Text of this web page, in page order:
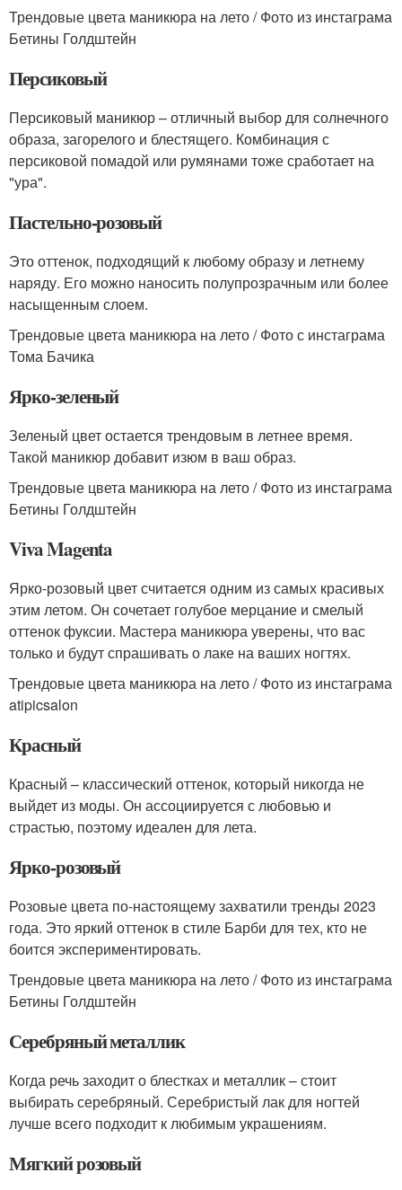
Трендовые цвета маникюра на лето / Фото из инстаграма
Бетины Голдштейн
Персиковый
Персиковый маникюр – отличный выбор для солнечного
образа, загорелого и блестящего. Комбинация с
персиковой помадой или румянами тоже сработает на
"ура".
Пастельно-розовый
Это оттенок, подходящий к любому образу и летнему
наряду. Его можно наносить полупрозрачным или более
насыщенным слоем.
Трендовые цвета маникюра на лето / Фото с инстаграма
Тома Бачика
Ярко-зеленый
Зеленый цвет остается трендовым в летнее время.
Такой маникюр добавит изюм в ваш образ.
Трендовые цвета маникюра на лето / Фото из инстаграма
Бетины Голдштейн
Viva Magenta
Ярко-розовый цвет считается одним из самых красивых
этим летом. Он сочетает голубое мерцание и смелый
оттенок фуксии. Мастера маникюра уверены, что вас
только и будут спрашивать о лаке на ваших ногтях.
Трендовые цвета маникюра на лето / Фото из инстаграма
atipicsalon
Красный
Красный – классический оттенок, который никогда не
выйдет из моды. Он ассоциируется с любовью и
страстью, поэтому идеален для лета.
Ярко-розовый
Розовые цвета по-настоящему захватили тренды 2023
года. Это яркий оттенок в стиле Барби для тех, кто не
боится экспериментировать.
Трендовые цвета маникюра на лето / Фото из инстаграма
Бетины Голдштейн
Серебряный металлик
Когда речь заходит о блестках и металлик – стоит
выбирать серебряный. Серебристый лак для ногтей
лучше всего подходит к любимым украшениям.
Мягкий розовый